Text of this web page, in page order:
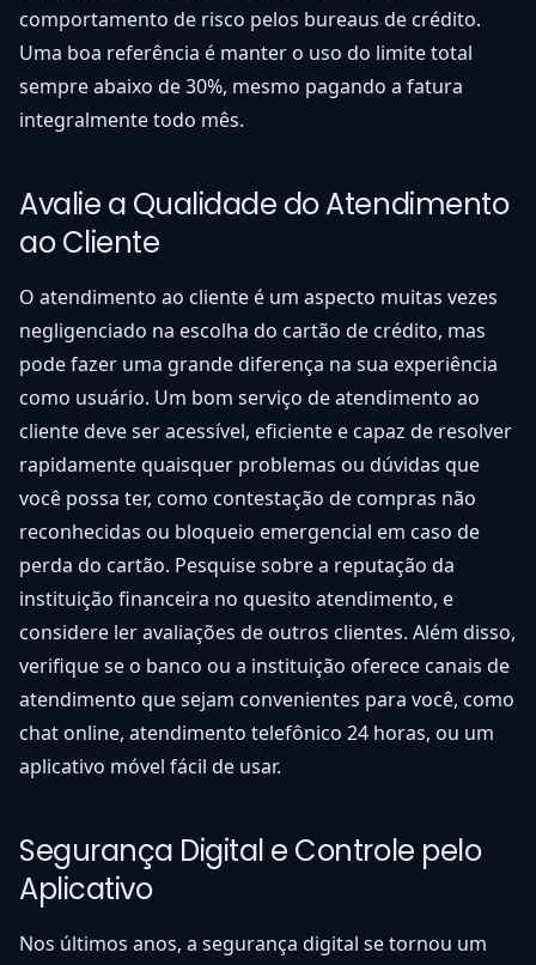
comportamento de risco pelos bureaus de crédito.
Uma boa referência é manter o uso do limite total
sempre abaixo de 30%, mesmo pagando a fatura
integralmente todo mês.
Avalie a Qualidade do Atendimento
ao Cliente
O atendimento ao cliente é um aspecto muitas vezes
negligenciado na escolha do cartão de crédito, mas
pode fazer uma grande diferença na sua experiência
como usuário. Um bom serviço de atendimento ao
cliente deve ser acessível, eficiente e capaz de resolver
rapidamente quaisquer problemas ou dúvidas que
você possa ter, como contestação de compras não
reconhecidas ou bloqueio emergencial em caso de
perda do cartão. Pesquise sobre a reputação da
instituição financeira no quesito atendimento, e
considere ler avaliações de outros clientes. Além disso,
verifique se o banco ou a instituição oferece canais de
atendimento que sejam convenientes para você, como
chat online, atendimento telefônico 24 horas, ou um
aplicativo móvel fácil de usar.
Segurança Digital e Controle pelo
Aplicativo
Nos últimos anos, a segurança digital se tornou um